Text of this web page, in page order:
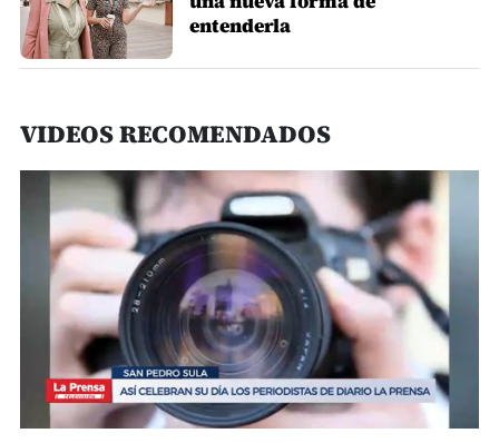
entenderla
VIDEOS RECOMENDADOS